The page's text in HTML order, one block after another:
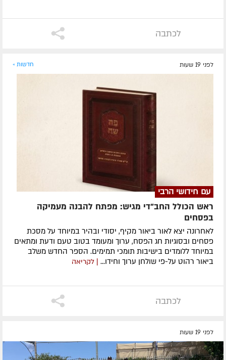
לכתבה
לפני 19 שעות חדשות »
עם חידושי הרבי
ראש הכולל החב"די מגיש: מפתח להבנה מעמיקה
בפסחים
לאחרונה ​יצא לאור ביאור מקיף, יסודי ובהיר במיוחד על מסכת
פסחים ובסוגיות חג הפסח, ערוך ומעומד בטוב טעם ודעת ומתאים
במיוחד ללומדים בישיבות תומכי תמימים. ​הספר החדש משלב
ביאור רהוט על-פי שולחן ערוך וחידו... | לקריאה
לכתבה
לפני 19 שעות